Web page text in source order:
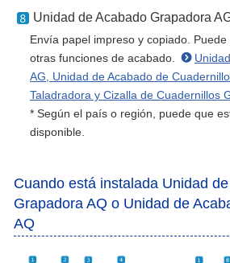
Unidad de Acabado Grapadora
Envía papel impreso y copiado.
otras funciones de acabado.
AG, Unidad de Acabado de
Taladradora y Cizalla de Cuadernillos
* Según el país o región, puede que
disponible.
Cuando está instalada Unidad
Grapadora AQ o Unidad de
AQ